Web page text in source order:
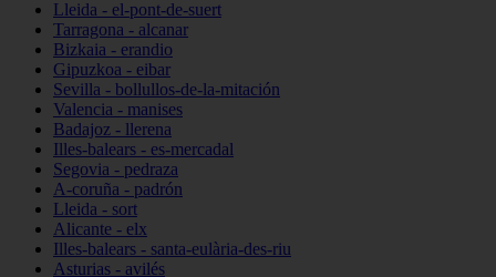
Lleida - el-pont-de-suert
Tarragona - alcanar
Bizkaia - erandio
Gipuzkoa - eibar
Sevilla - bollullos-de-la-mitación
Valencia - manises
Badajoz - llerena
Illes-balears - es-mercadal
Segovia - pedraza
A-coruña - padrón
Lleida - sort
Alicante - elx
Illes-balears - santa-eulària-des-riu
Asturias - avilés